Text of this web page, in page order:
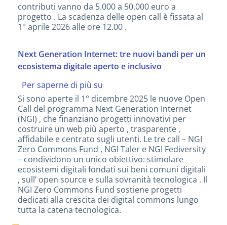
digitale
europeo
contributi vanno da 5.000 a 50.000 euro a
progetto . La scadenza delle open call è fissata al
1° aprile 2026 alle ore 12.00 .
Next Generation Internet: tre nuovi bandi per un
ecosistema digitale aperto e inclusivo
Per saperne di più su
Generation
Internet:
tre
nuovi
bandi
per
un
ecosistema
digitale
aperto
e
inclusivo
Si sono aperte il 1° dicembre 2025 le nuove Open
Call del programma Next Generation Internet
(NGI) , che finanziano progetti innovativi per
costruire un web più aperto , trasparente ,
affidabile e centrato sugli utenti. Le tre call – NGI
Zero Commons Fund , NGI Taler e NGI Fediversity
– condividono un unico obiettivo: stimolare
ecosistemi digitali fondati sui beni comuni digitali
, sull’ open source e sulla sovranità tecnologica . Il
NGI Zero Commons Fund sostiene progetti
dedicati alla crescita dei digital commons lungo
tutta la catena tecnologica.